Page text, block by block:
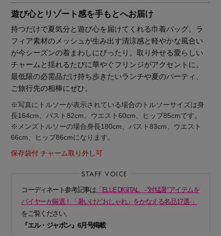
【エディターズ・エッセンシャル】
ベーシックとトレンドが交差する16の名品
遊び心とリゾート感を手もとへお届け
持つだけで夏気分と遊び心を届けてくれる巾着バッグ。ラ
フィア素材のメッシュが生み出す清涼感と軽やかな風合い
が今シーズンの着まわしにぴったり。取り外せる愛らしい
チャームと揺れるたびに華やぐフリンジがアクセントに。
最低限の必需品だけ持ち歩きたいランチや夏のパーティ、
ご旅行先の相棒にぜひ。
※写真にトルソーが表示されている場合のトルソーサイズは身
長164cm、バスト82cm、ウエスト60cm、ヒップ85cmです。
※メンズトルソーの場合身長180cm、バスト83cm、ウエスト
66cm、ヒップ86cmになります。
保存袋付 チャーム取り外し可
コーディネート参考記事は「ELLE DIGITAL -”対猛暑”アイテムを
バイヤーが厳選！「暑いけどおしゃれ」をかなえる名品17選-」
をご覧ください。
『エル・ジャポン』6月号掲載